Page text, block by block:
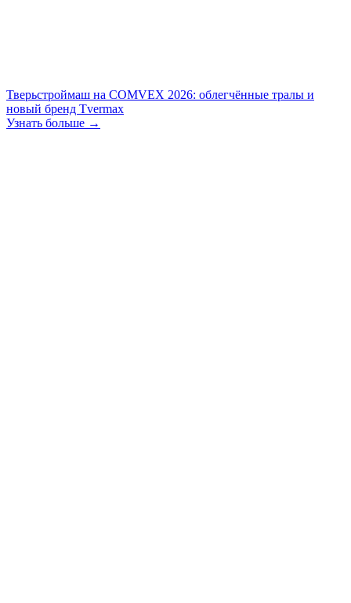
Тверьстроймаш на COMVEX 2026: облегчённые тралы и
новый бренд Tvermax
Узнать больше →